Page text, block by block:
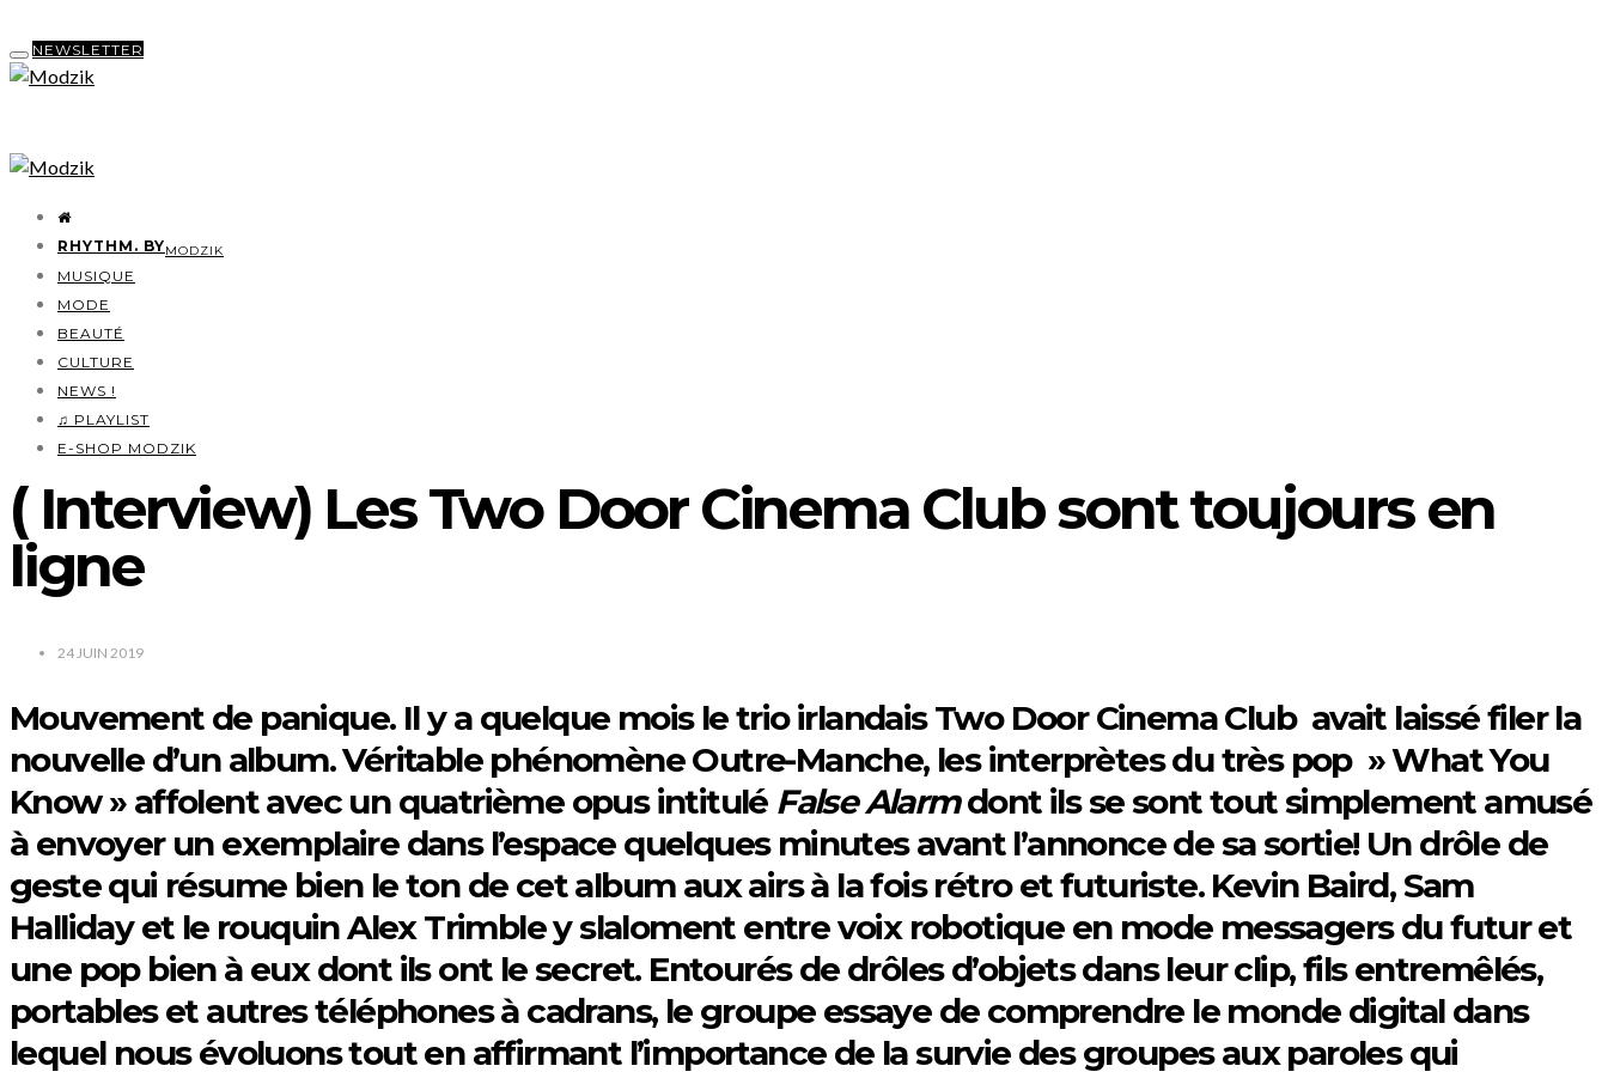
NEWSLETTER
RHYTHM. BYMODZIK
MUSIQUE
MODE
BEAUTÉ
CULTURE
NEWS !
♫ PLAYLIST
E-SHOP MODZIK
( Interview) Les Two Door Cinema Club sont toujours en
ligne
24 JUIN 2019
Mouvement de panique. Il y a quelque mois le trio irlandais Two Door Cinema Club avait laissé filer la
nouvelle d’un album. Véritable phénomène Outre-Manche, les interprètes du très pop » What You
Know » affolent avec un quatrième opus intitulé False Alarmdont ils se sont tout simplement amusé
à envoyer un exemplaire dans l’espace quelques minutes avant l’annonce de sa sortie! Un drôle de
geste qui résume bien le ton de cet album aux airs à la fois rétro et futuriste. Kevin Baird, Sam
Halliday et le rouquin Alex Trimble y slaloment entre voix robotique en mode messagers du futur et
une pop bien à eux dont ils ont le secret. Entourés de drôles d’objets dans leur clip, fils entremêlés,
portables et autres téléphones à cadrans, le groupe essaye de comprendre le monde digital dans
lequel nous évoluons tout en affirmant l’importance de la survie des groupes aux paroles qui